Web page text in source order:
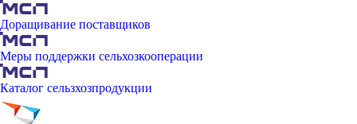
Доращивание поставщиков
Меры поддержки сельхозкооперации
Каталог сельзхозпродукции